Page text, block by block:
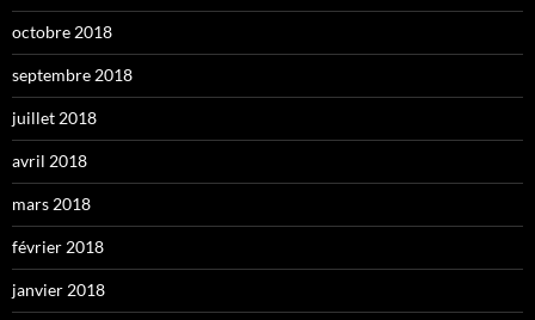
octobre 2018
septembre 2018
juillet 2018
avril 2018
mars 2018
février 2018
janvier 2018